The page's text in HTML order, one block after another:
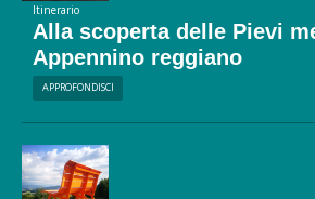
Itinerario
Alla scoperta delle Pievi
Appennino reggiano
APPROFONDISCI